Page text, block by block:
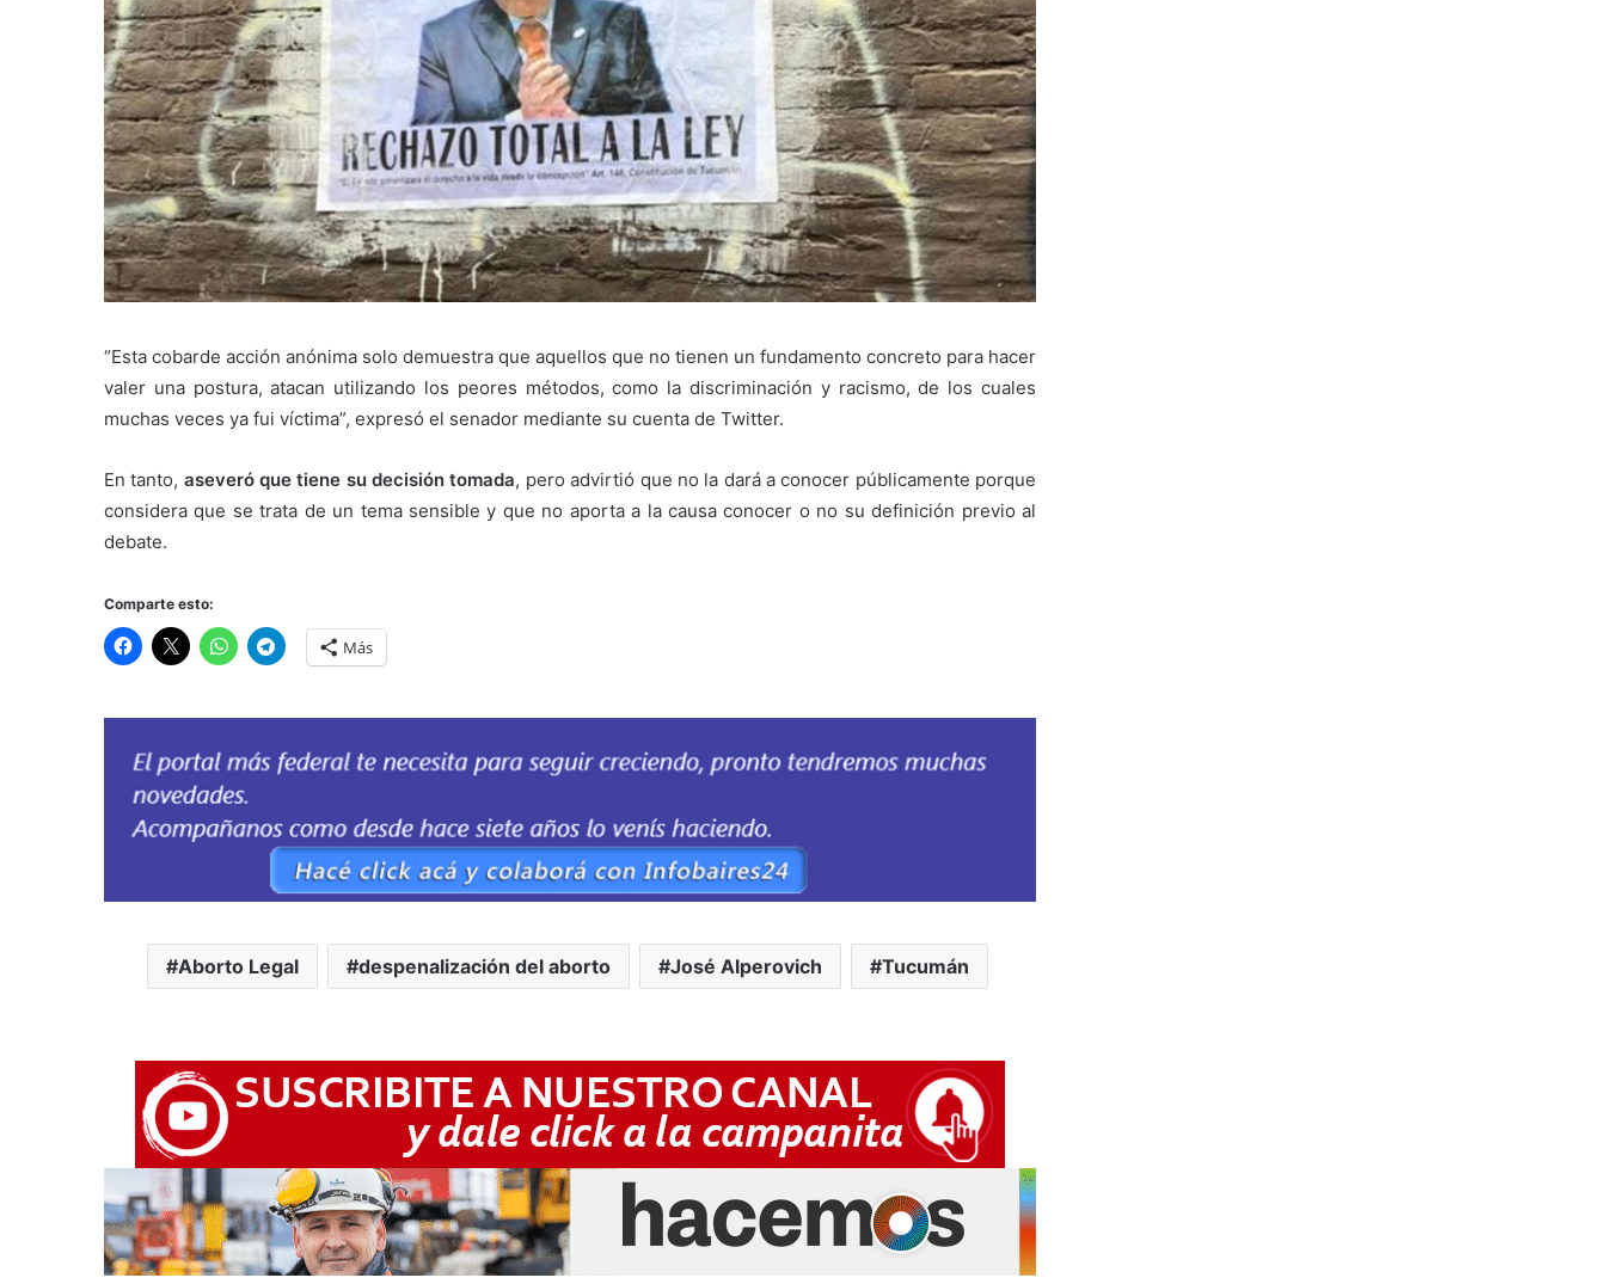
“Esta cobarde acción anónima solo demuestra que aquellos que no tienen un fundamento concreto para hacer
valer una postura, atacan utilizando los peores métodos, como la discriminación y racismo, de los cuales
muchas veces ya fui víctima”, expresó el senador mediante su cuenta de Twitter.
En tanto, aseveró que tiene su decisión tomada, pero advirtió que no la dará a conocer públicamente porque
considera que se trata de un tema sensible y que no aporta a la causa conocer o no su definición previo al
debate.
Comparte esto:
Más
Aborto Legal despenalización del aborto José Alperovich Tucumán